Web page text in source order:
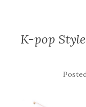
K-pop